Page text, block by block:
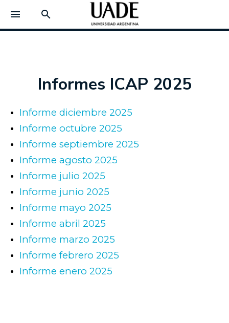
menu search
Informes ICAP 2025
Informe diciembre 2025
Informe octubre 2025
Informe septiembre 2025
Informe agosto 2025
Informe julio 2025
Informe junio 2025
Informe mayo 2025
Informe abril 2025
Informe marzo 2025
Informe febrero 2025
Informe enero 2025